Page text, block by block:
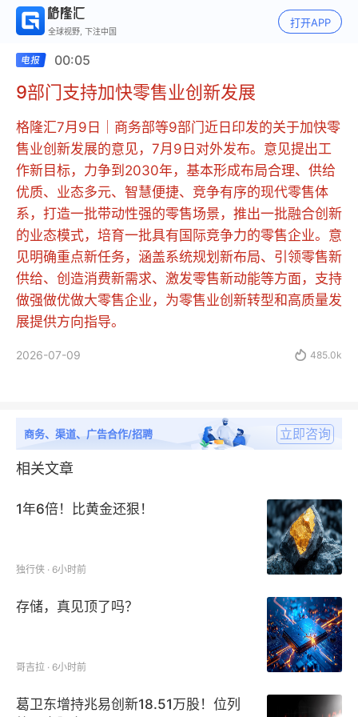
全球视野, 下注中国
打开APP
00:05
9部门支持加快零售业创新发展
格隆汇7月9日｜商务部等9部门近日印发的关于加快零
售业创新发展的意见，7月9日对外发布。意见提出工
作新目标，力争到2030年，基本形成布局合理、供给
优质、业态多元、智慧便捷、竞争有序的现代零售体
系，打造一批带动性强的零售场景，推出一批融合创新
的业态模式，培育一批具有国际竞争力的零售企业。意
见明确重点新任务，涵盖系统规划新布局、引领零售新
供给、创造消费新需求、激发零售新动能等方面，支持
做强做优做大零售企业，为零售业创新转型和高质量发
展提供方向指导。
2026-07-09  485.0k
商务、渠道、广告合作/招聘 立即咨询
相关文章
1年6倍！比黄金还狠！
独行侠 · 6小时前
存储，真见顶了吗？
哥吉拉 · 6小时前
葛卫东增持兆易创新18.51万股！位列